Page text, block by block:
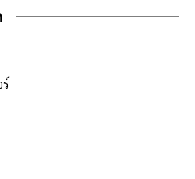
ให้**